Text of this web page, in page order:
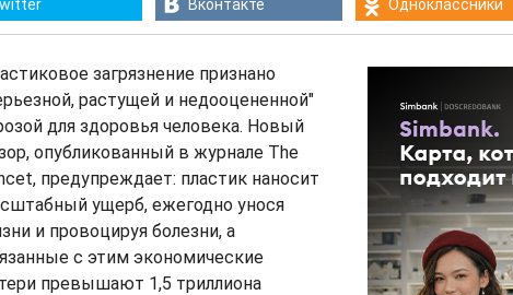
Вконтакте Одноклассники
загрязнение признано
растущей и недооцененной"
для здоровья человека. Новый
опубликованный в журнале The
предупреждает: пластик наносит
ущерб, ежегодно унося
и провоцируя болезни, а
с этим экономические
превышают 1,5 триллиона